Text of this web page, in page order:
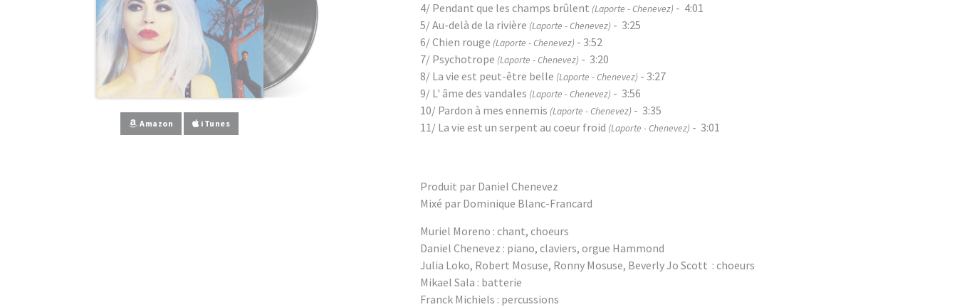
Amazon iTunes
4/ Pendant que les champs brûlent (Laporte - Chenevez) - 4:01
5/ Au-delà de la rivière (Laporte - Chenevez) - 3:25
6/ Chien rouge (Laporte - Chenevez) - 3:52
7/ Psychotrope (Laporte - Chenevez) - 3:20
8/ La vie est peut-être belle (Laporte - Chenevez) - 3:27
9/ L' âme des vandales (Laporte - Chenevez) - 3:56
10/ Pardon à mes ennemis (Laporte - Chenevez) - 3:35
11/ La vie est un serpent au coeur froid (Laporte - Chenevez) - 3:01
Produit par Daniel Chenevez
Mixé par Dominique Blanc-Francard
Muriel Moreno : chant, choeurs
Daniel Chenevez : piano, claviers, orgue Hammond
Julia Loko, Robert Mosuse, Ronny Mosuse, Beverly Jo Scott : choeurs
Mikael Sala : batterie
Franck Michiels : percussions